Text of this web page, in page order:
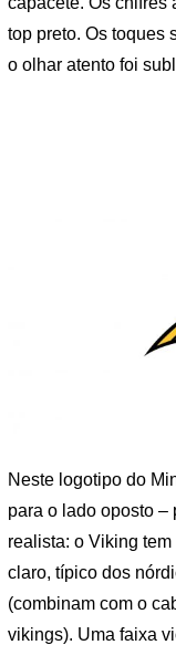
top preto. Os toques
o olhar atento foi
Neste logotipo do
para o lado oposto –
realista: o Viking
claro, típico dos
(combinam com o
vikings). Uma faixa